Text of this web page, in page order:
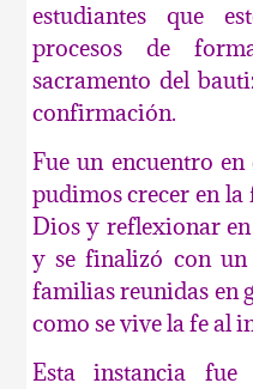
estudiantes que
procesos de
sacramento del
confirmación.
Fue un encuentro
pudimos crecer en la
Dios y reflexionar
y se finalizó con
familias reunidas en
como se vive la fe al
Esta instancia